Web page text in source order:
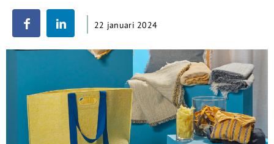
22 januari 2024